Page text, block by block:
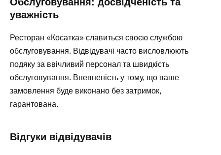
Обслуговування: досвідченість та
уважність
Ресторан «Косатка» славиться своєю службою
обслуговування. Відвідувачі часто висловлюють
подяку за ввічливий персонал та швидкість
обслуговування. Впевненість у тому, що ваше
замовлення буде виконано без затримок,
гарантована.
Відгуки відвідувачів